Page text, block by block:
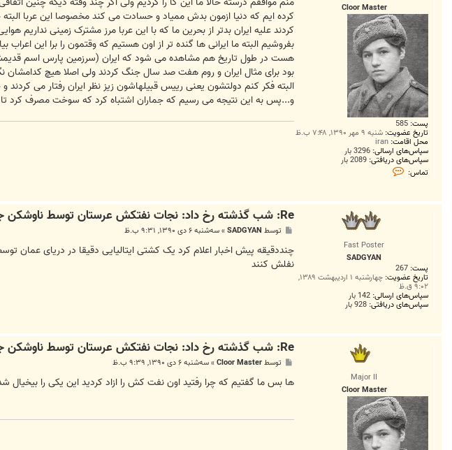
Cloor Master
پست: 585
تاریخ عضویت: شنبه ۹ مهر ۱۳۹۰, ۷:۴۸ ب.ظ
محل اقامت:
سپاس‌های ارسالی: 3296 بار
سپاس‌های دریافتی: 2089 بار
تماس:
ت
C
t
r
کرده ایم که دنیا ازمون بدش ممیاد و حسادت می کند مخصوصا این عربا
کردند علیه ایران بدتر از بحرین ما که با این عربا مرز مشترک زمینی
بفروشیم البته ما ایرانی ها گنده تر از اون هستیم که وقتمون را برا این
هست در طول تاریخ هم مشاهده می شود که ایران (سرزمین پارس اسم قدیمش)
بود برای مثال ایران و روم هفت صد سال جنگ کردند ولی اصلا هیچ کدامشان
البته فکر کنم دولتشون یعنی رییس قبیلهاشون زیز نظر ایران رفتار می
و...پس به این نتیجه می رسیم که جماران اشتباه کرد که سوخت مصرف کرد
Fast Poster
SADGYAN
پست: 267
تاریخ عضویت: چهارشنبه ۱ اردیبهشت ۱۳۸۹,
۹:۰۲ ق.ظ
سپاس‌های ارسالی: 142 بار
سپاس‌های دریافتی: 928 بار
Re: شب گذشته رخ داد: نجات نفتکش عرستان توسط ناوشکن جماران
ت
توسط SADGYAN
»سه‌شنبه ۶ دی ۱۳۹۰, ۹:۳۱ ب.ظ
چنددقیقه پیش اخبار اعلام کرد یک کشتی ایتالیایی دقیقا در دریای عمان
نفلش کنند
Major II
Cloor Master
Re: شب گذشته رخ داد: نجات نفتکش عرستان توسط ناوشکن جماران
ت
توسطCloor Master
»سه‌شنبه ۶ دی ۱۳۹۰, ۹:۳۹ ب.ظ
ها بس ما گفتیم که چرا رفتید اون نفت کش را ازاد کردید این یکی را بیخیال